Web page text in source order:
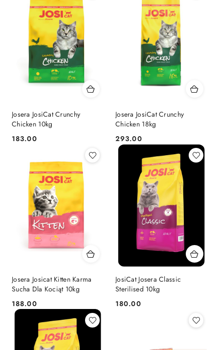
Josera JosiCat Crunchy
Chicken 10kg
Cena:
183.00
Josera JosiCat Crunchy
Chicken 18kg
Cena:
293.00
Josera Josicat Kitten Karma
Sucha Dla Kociąt 10kg
Cena:
188.00
JosiCat Josera Classic
Sterilised 10kg
Cena:
180.00